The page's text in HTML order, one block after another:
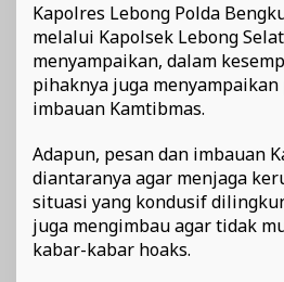
Kapolres Lebong Polda
melalui Kapolsek Lebong
menyampaikan, dalam
pihaknya juga
imbauan Kamtibmas.
Adapun, pesan dan imbauan
diantaranya agar menjaga
situasi yang kondusif
juga mengimbau agar tidak
kabar-kabar hoaks.